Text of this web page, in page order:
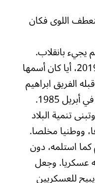
اللوى فكان
يجيء بانقلاب.
وانما آلت اليه مقاليد الأمور بسبب التداعيات التي أعقبت الهبة الشعبية في أبريل 2019، أيا كان أسمها
الفريق ابراهيم
عبود على هذا النحو في نوفمبر 1958. وكذلك جاء المشير عبد الرحمن سوار الدهب في أبريل 1985.
تنمية البلاد
ووطنيا مخلصا.
كما استلمه، دون
عسكريا. وجعل
للعسكريين